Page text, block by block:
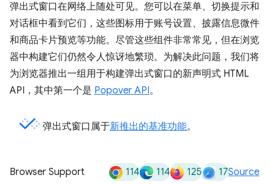
弹出式窗口在网络上随处可见。您可以在菜单、切换提示和
对话框中看到它们，这些图标用于账号设置、披露信息微件
和商品卡片预览等功能。尽管这些组件非常常见，但在浏览
器中构建它们仍然令人惊讶地繁琐。为解决此问题，我们将
为浏览器推出一组用于构建弹出式窗口的新声明式 HTML
API，其中第一个是 Popover API。
弹出式窗口属于新推出的基准功能。
Browser Support 114 114 125 17Source